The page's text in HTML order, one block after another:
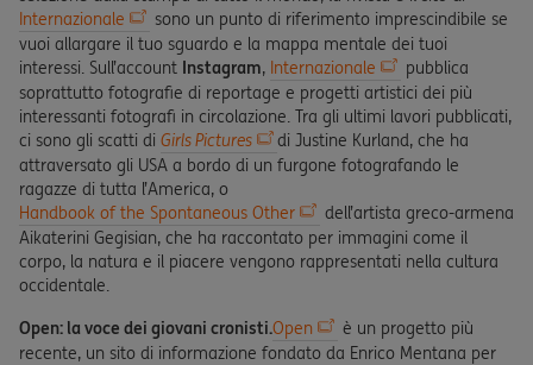
Internazionale
sono un punto di riferimento imprescindibile se
vuoi allargare il tuo sguardo e la mappa mentale dei tuoi
interessi. Sull’account Instagram, Internazionale
pubblica
soprattutto fotografie di reportage e progetti artistici dei più
interessanti fotografi in circolazione. Tra gli ultimi lavori pubblicati,
ci sono gli scatti di Girls Pictures
di Justine Kurland, che ha
attraversato gli USA a bordo di un furgone fotografando le
ragazze di tutta l’America, o
Handbook of the Spontaneous Other
dell’artista greco-armena
Aikaterini Gegisian, che ha raccontato per immagini come il
corpo, la natura e il piacere vengono rappresentati nella cultura
occidentale.
Open: la voce dei giovani cronisti.Open
è un progetto più
recente, un sito di informazione fondato da Enrico Mentana per